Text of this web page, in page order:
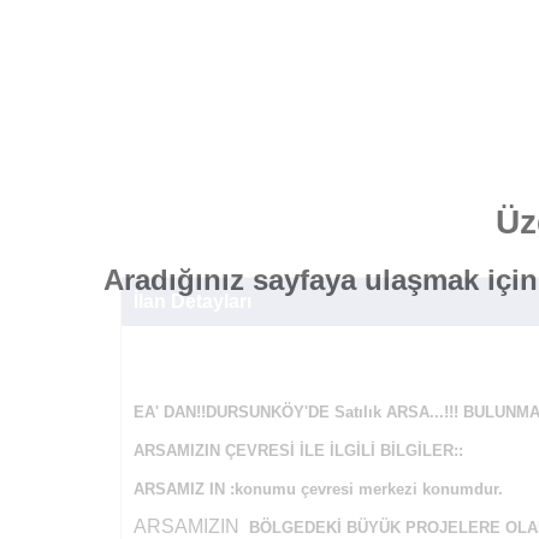
Aradığınız sayfaya ulaşmak için
İlan Detayları
EA' DAN!!DURSUNKÖY'DE Satılık ARSA...!!!
ARSAMIZIN ÇEVRESİ İLE İLGİLİ BİLGİLER::
ARSAMIZ IN :konumu çevresi merkezi konumdur.
ARSAMIZIN BÖLGEDEKİ BÜYÜK PROJELERE